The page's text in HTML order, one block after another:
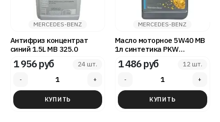
MERCEDES-BENZ
Антифриз концентрат
синий 1.5L MB 325.0
1 956 руб 24 шт.
MERCEDES-BENZ
Масло моторное 5W40 MB
1л синтетика PKW
Motorenol 229.5
1 486 руб 12 шт.